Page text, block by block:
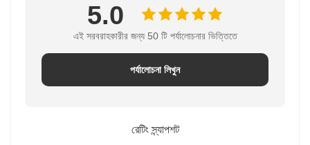
5.0
এই সরবরাহকারীর জন্য 50 টি পর্যালোচনার ভিত্তিতে
পর্যালোচনা লিখুন
রেটিং স্ন্যাপশট